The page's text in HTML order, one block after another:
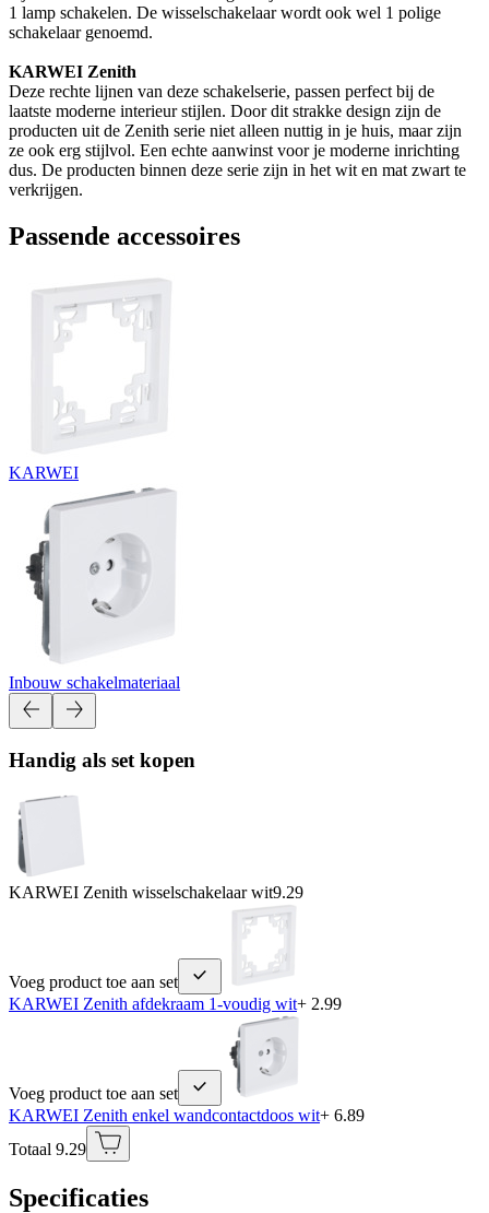
1 lamp schakelen. De wisselschakelaar wordt ook wel 1 polige
schakelaar genoemd.
KARWEI Zenith
Deze rechte lijnen van deze schakelserie, passen perfect bij de
laatste moderne interieur stijlen. Door dit strakke design zijn de
producten uit de Zenith serie niet alleen nuttig in je huis, maar zijn
ze ook erg stijlvol. Een echte aanwinst voor je moderne inrichting
dus. De producten binnen deze serie zijn in het wit en mat zwart te
verkrijgen.
Passende accessoires
KARWEI
Inbouw schakelmateriaal
Handig als set kopen
KARWEI Zenith wisselschakelaar wit9.29
Voeg product toe aan set
KARWEI Zenith afdekraam 1-voudig wit+ 2.99
Voeg product toe aan set
KARWEI Zenith enkel wandcontactdoos wit+ 6.89
Totaal 9.29
Specificaties